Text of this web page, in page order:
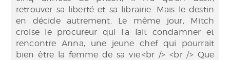
retrouver sa liberté et sa librairie. Mais le destin
en décide autrement. Le même jour, Mitch
croise le procureur qui l'a fait condamner et
rencontre Anna, une jeune chef qui pourrait
bien être la femme de sa vie.<br /> <br /> Que